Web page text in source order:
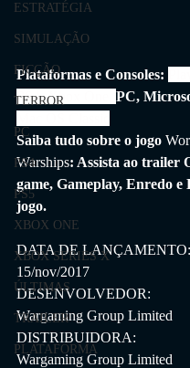
ESTRATÉGIA
SIMULAÇÃO
FICÇÃO
TERROR
PC
PS4
PS5
XBOX ONE
XBOX SERIES X
ÚLTIMAS
TRAILER
PLATAFORMA
Plataformas e Consoles:
PS4, Xbox One, PC,
Saiba tudo sobre o jogo
Warships: Assista ao trailer
game, Gameplay, Enredo e
jogo.
DATA DE LANÇAMENTO:
15/nov/2017
DESENVOLVEDOR:
Wargaming Group Limited
DISTRIBUIDORA:
Wargaming Group Limited